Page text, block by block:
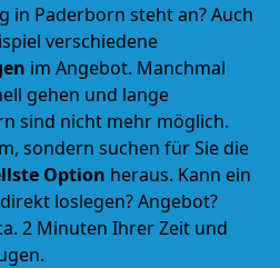
in Paderborn steht an? Auch
verschiedene
im Angebot. Manchmal
gehen und lange
sind nicht mehr möglich.
sondern suchen für Sie die
Option heraus. Kann ein
loslegen? Angebot?
2 Minuten Ihrer Zeit und